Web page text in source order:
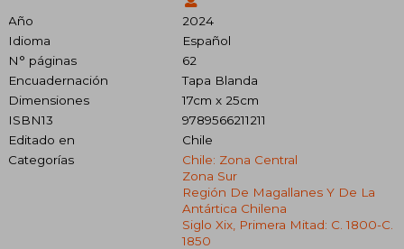
Año
2024
Idioma
Español
N° páginas
62
Encuadernación
Tapa Blanda
Dimensiones
17cm x 25cm
ISBN13
9789566211211
Editado en
Chile
Categorías
Chile: Zona Central
Zona Sur
Región De Magallanes Y De La
Antártica Chilena
Siglo Xix, Primera Mitad: C. 1800-C.
1850